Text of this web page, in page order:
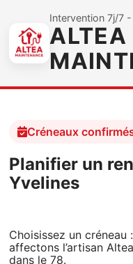
Intervention 7j/7
ALTEA
Créneaux
Planifier un
Yvelines
Choisissez un
affectons l’artisan
dans le 78.